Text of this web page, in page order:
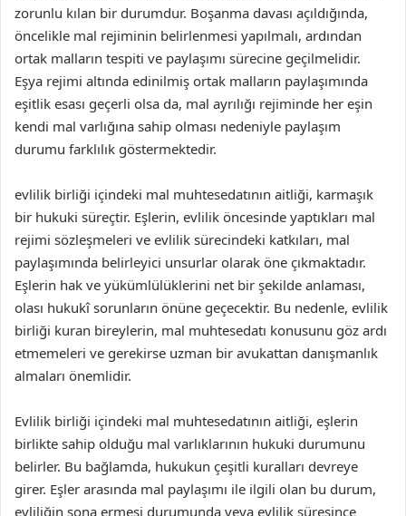
zorunlu kılan bir durumdur. Boşanma davası açıldığında,
öncelikle mal rejiminin belirlenmesi yapılmalı, ardından
ortak malların tespiti ve paylaşımı sürecine geçilmelidir.
Eşya rejimi altında edinilmiş ortak malların paylaşımında
eşitlik esası geçerli olsa da, mal ayrılığı rejiminde her eşin
kendi mal varlığına sahip olması nedeniyle paylaşım
durumu farklılık göstermektedir.
evlilik birliği içindeki mal muhtesedatının aitliği, karmaşık
bir hukuki süreçtir. Eşlerin, evlilik öncesinde yaptıkları mal
rejimi sözleşmeleri ve evlilik sürecindeki katkıları, mal
paylaşımında belirleyici unsurlar olarak öne çıkmaktadır.
Eşlerin hak ve yükümlülüklerini net bir şekilde anlaması,
olası hukukî sorunların önüne geçecektir. Bu nedenle, evlilik
birliği kuran bireylerin, mal muhtesedatı konusunu göz ardı
etmemeleri ve gerekirse uzman bir avukattan danışmanlık
almaları önemlidir.
Evlilik birliği içindeki mal muhtesedatının aitliği, eşlerin
birlikte sahip olduğu mal varlıklarının hukuki durumunu
belirler. Bu bağlamda, hukukun çeşitli kuralları devreye
girer. Eşler arasında mal paylaşımı ile ilgili olan bu durum,
evliliğin sona ermesi durumunda veya evlilik süresince